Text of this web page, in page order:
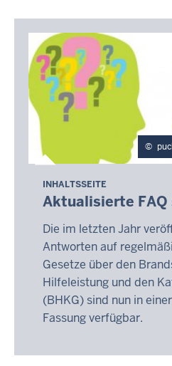
INHALTSSEITE
Aktualisierte FAQ
Die im letzten Jahr
Antworten auf
Gesetze über den
Hilfeleistung und den
(BHKG) sind nun in
Fassung verfügbar.